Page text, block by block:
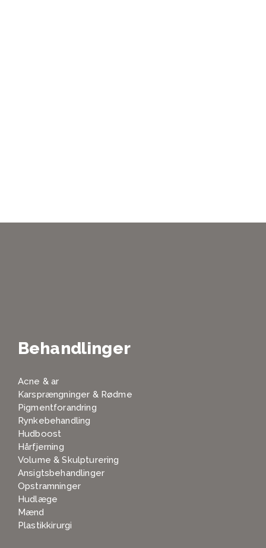
Behandlinger
Acne & ar
Karsprængninger & Rødme
Pigmentforandring
Rynkebehandling
Hudboost
Hårfjerning
Volume & Skulpturering
Ansigtsbehandlinger
Opstramninger
Hudlæge
Mænd
Plastikkirurgi